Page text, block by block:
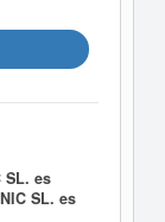
SL. es
SL. es